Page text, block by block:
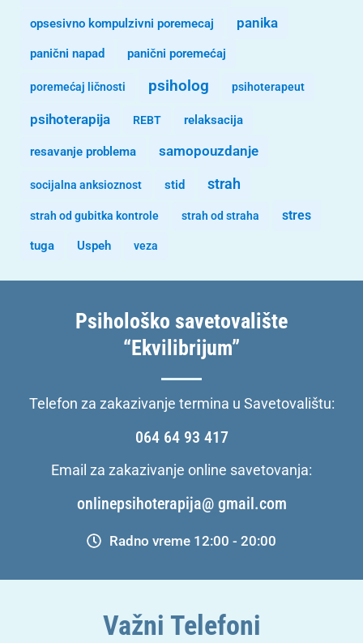
opsesivno kompulzivni poremecaj panika
panični napad panični poremećaj
poremećaj ličnosti psiholog psihoterapeut
psihoterapija REBT relaksacija
resavanje problema samopouzdanje
socijalna anksioznost stid strah
strah od gubitka kontrole strah od straha stres
tuga Uspeh veza
Psihološko savetovalište
“Ekvilibrijum”
Telefon za zakazivanje termina u Savetovalištu:
064 64 93 417
Email za zakazivanje online savetovanja:
onlinepsihoterapija@ gmail.com
Radno vreme 12:00 - 20:00
Važni Telefoni